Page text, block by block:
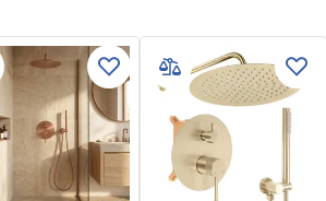
ou plancher
manual.pdf